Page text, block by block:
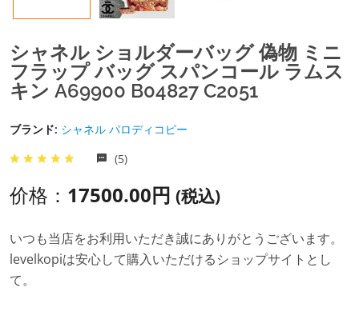
シャネル ショルダーバッグ 偽物 ミニ
フラップ バッグ スパンコール ラムス
キン A69900 B04827 C2051
ブランド: シャネル パロディコピー
(5)
价格： 17500.00円 (税込)
いつも当店をお利用いただき誠にありがとうございます。
levelkopiは安心して購入いただけるショップサイトとし
て。